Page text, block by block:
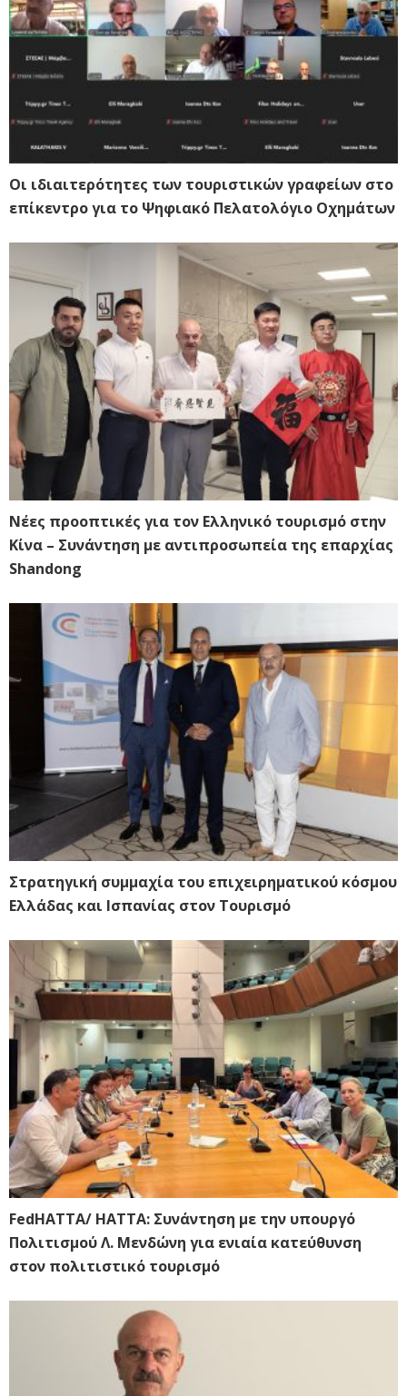
Οι ιδιαιτερότητες των τουριστικών γραφείων στο
επίκεντρο για το Ψηφιακό Πελατολόγιο Οχημάτων
Νέες προοπτικές για τον Ελληνικό τουρισμό στην
Κίνα – Συνάντηση με αντιπροσωπεία της επαρχίας
Shandong
Στρατηγική συμμαχία του επιχειρηματικού κόσμου
Ελλάδας και Ισπανίας στον Τουρισμό
FedHATTA/ HATTA: Συνάντηση με την υπουργό
Πολιτισμού Λ. Μενδώνη για ενιαία κατεύθυνση
στον πολιτιστικό τουρισμό